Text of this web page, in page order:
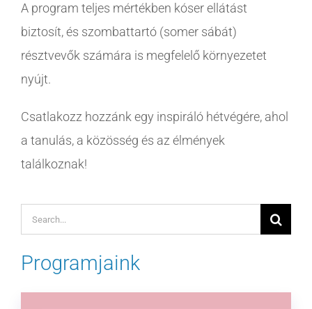
A program teljes mértékben kóser ellátást
biztosít, és szombattartó (somer sábát)
résztvevők számára is megfelelő környezetet
nyújt.
Csatlakozz hozzánk egy inspiráló hétvégére, ahol
a tanulás, a közösség és az élmények
találkoznak!
Keresés...
Programjaink